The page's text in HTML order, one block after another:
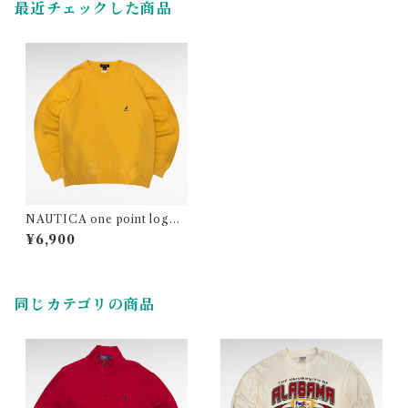
最近チェックした商品
NAUTICA one point logo
cotton knit
¥6,900
同じカテゴリの商品